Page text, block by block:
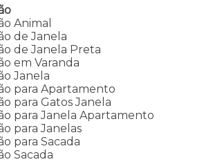
Animal
de Janela
de Janela Preta
em Varanda
Janela
para Apartamento
para Gatos Janela
para Janela Apartamento
para Janelas
para Sacada
Sacada